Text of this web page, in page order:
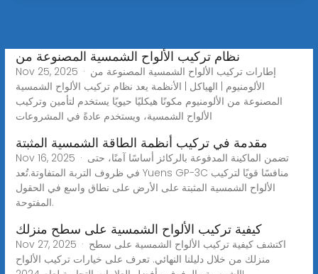
نظام تركيب الألواح الشمسية المصنوعة من
Nov 25, 2025 · إطارات تركيب الألواح الشمسية المصنوعة من
الألومنيوم | الهياكل | الأنظمة يعد نظام تركيب الألواح الشمسية
المصنوعة من الألومنيوم مكونًا هيكليًا حيويًا يستخدم لتأمين وتركيب
الألواح الشمسية، ويستخدم عادةً في المشروعات
مقدمة في تركيب أنظمة الطاقة الشمسية المثبتة
Nov 16, 2025 · تضمن الماكينة المدفوعة بالركائز أساسًا آمنًا، حتى
في ظروف التربة المتفاوتة.تُعد Yuens GP-3C منافسًا قويًا لتركيب
الألواح الشمسية المثبتة على الأرض على نطاق واسع في الحقول
المفتوحة.
كيفية تركيب الألواح الشمسية على سطح منزلك
Nov 27, 2025 · اكتشف كيفية تركيب الألواح الشمسية على سطح
منزلك من خلال دليلنا النهائي. تعرف على خيارات تركيب الألواح